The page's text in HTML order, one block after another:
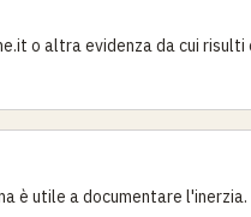
o altra evidenza da cui risulti
è utile a documentare l'inerzia.